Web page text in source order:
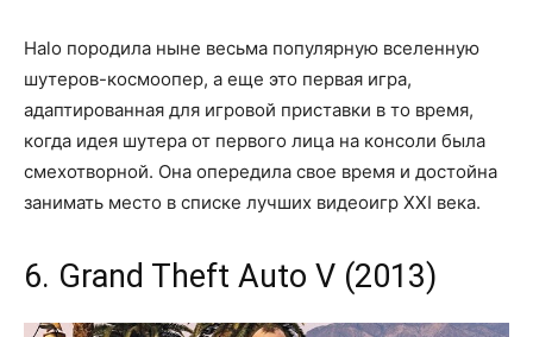
Halo породила ныне весьма популярную вселенную
шутеров-космоопер, а еще это первая игра,
адаптированная для игровой приставки в то время,
когда идея шутера от первого лица на консоли была
смехотворной. Она опередила свое время и достойна
занимать место в списке лучших видеоигр XXI века.
6. Grand Theft Auto V (2013)